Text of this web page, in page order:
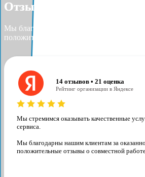
Отзывы наших клиентов
Мы благодарны нашим клиентам за
положительные отзывы о совместной
14 отзывов • 21 оценка
Рейтинг организации в Яндексе
Мы стремимся оказывать качественные
сервиса.
Мы благодарны нашим клиентам за
положительные отзывы о совместной